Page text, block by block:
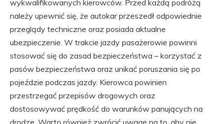
wykwalifikowanych kierowców. Przed każdą podróżą
należy upewnić się, że autokar przeszedł odpowiednie
przeglądy techniczne oraz posiada aktualne
ubezpieczenie. W trakcie jazdy pasażerowie powinni
stosować się do zasad bezpieczeństwa – korzystać z
pasów bezpieczeństwa oraz unikać poruszania się po
pojeździe podczas jazdy. Kierowca powinien
przestrzegać przepisów drogowych oraz
dostosowywać prędkość do warunków panujących na
drodze. Warto również zwrócić uwagę na to, aby nie